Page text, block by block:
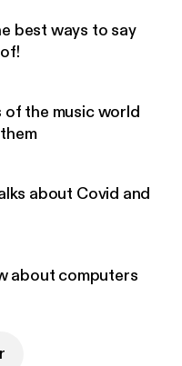
best ways to say
the music world
about Covid and
about computers